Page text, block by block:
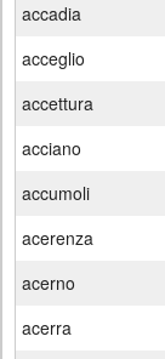
accadia
acceglio
accettura
acciano
accumoli
acerenza
acerno
acerra